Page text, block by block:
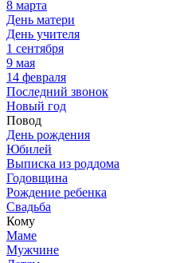
8 марта
День матери
День учителя
1 сентября
9 мая
14 февраля
Последний звонок
Новый год
Повод
День рождения
Юбилей
Выписка из роддома
Годовщина
Рождение ребенка
Свадьба
Кому
Маме
Мужчине